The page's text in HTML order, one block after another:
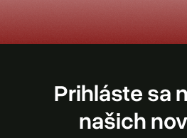
Prihláste sa
našich